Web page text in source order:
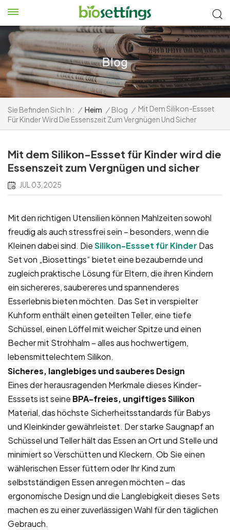
Sie Befinden Sich In : / Heim / Blog / Mit Dem Silikon-Essset
Für Kinder Wird Die Essenszeit Zum Vergnügen Und Sicher
Mit dem Silikon-Essset für Kinder wird die
Essenszeit zum Vergnügen und sicher
JUL 03, 2025
Mit den richtigen Utensilien können Mahlzeiten sowohl
freudig als auch stressfrei sein – besonders, wenn die
Kleinen dabei sind. DieSilikon-Essset für Kinder Das
Set von „Biosettings“ bietet eine bezaubernde und
zugleich praktische Lösung für Eltern, die ihren Kindern
ein sichereres, saubereres und spannenderes
Esserlebnis bieten möchten. Das Set in verspielter
Kuhform enthält einen geteilten Teller, eine tiefe
Schüssel, einen Löffel mit weicher Spitze und einen
Becher mit Strohhalm – alles aus hochwertigem,
lebensmittelechtem Silikon.
Sicheres, langlebiges und sauberes Design
Eines der herausragenden Merkmale dieses Kinder-
Esssets ist seine BPA-freies, ungiftiges Silikon
Material, das höchste Sicherheitsstandards für Babys
und Kleinkinder gewährleistet. Der starke Saugnapf an
Schüssel und Teller hält das Essen an Ort und Stelle und
minimiert so Verschütten und Kleckern. Ob Sie einen
wählerischen Esser füttern oder Ihr Kind zum
selbstständigen Essen anregen möchten – das
ergonomische Design und die Langlebigkeit dieses Sets
machen es zu einer zuverlässigen Wahl für den täglichen
Gebrauch.